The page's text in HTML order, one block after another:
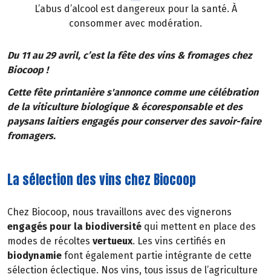
L’abus d’alcool est dangereux pour la santé. À
consommer avec modération.
Du 11 au 29 avril, c’est la fête des vins & fromages chez
Biocoop !
Cette fête printanière s'annonce comme une célébration
de la viticulture biologique & écoresponsable et des
paysans laitiers engagés pour conserver des savoir-faire
fromagers.
La sélection des vins chez Biocoop
Chez Biocoop, nous travaillons avec des vignerons
engagés pour la biodiversité qui mettent en place des
modes de récoltes vertueux. Les vins certifiés en
biodynamie font également partie intégrante de cette
sélection éclectique. Nos vins, tous issus de l’agriculture